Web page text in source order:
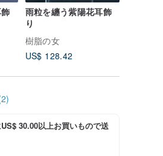
雨粒を纏う紫陽花耳飾
り
樹脂の女
US$ 128.42
30.00以上お買いもので送